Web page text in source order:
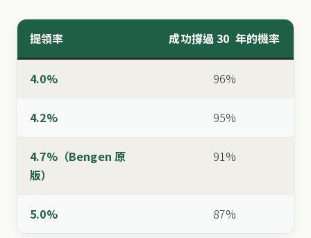
提領率 成功撐過 30 年的機率
4.0% 96%
4.2% 95%
4.7%（Bengen 原
版）
91%
5.0% 87%